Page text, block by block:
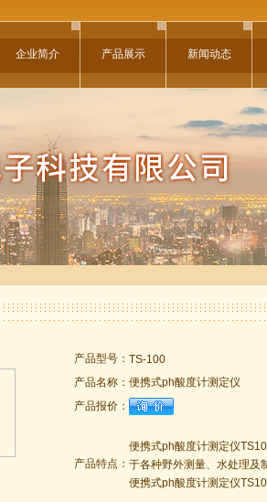
企业简介 产品展示 新闻动态
产品型号： TS-100
产品名称： 便携式ph酸度计测定仪
产品报价：
产品特点：
便携式ph酸度计测定仪
于各种野外测量、水处理及
便携式ph酸度计测定仪